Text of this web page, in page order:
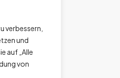
verbessern,
und
auf „Alle
von